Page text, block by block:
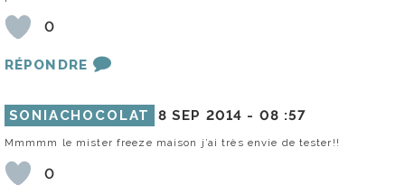
0
RÉPONDRE
SONIACHOCOLAT 8 SEP 2014 - 08 :57
Mmmmm le mister freeze maison j’ai très envie de tester!!
0